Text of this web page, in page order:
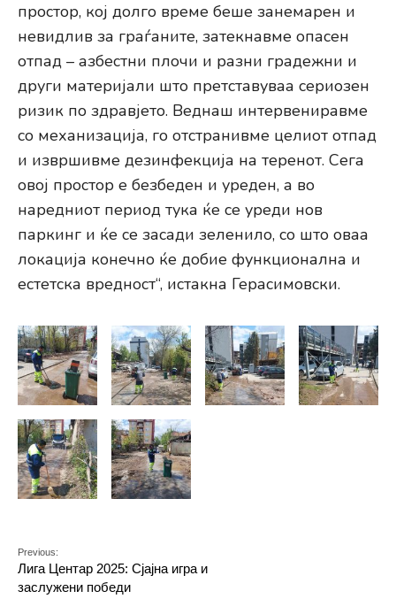
простор, кој долго време беше занемарен и
невидлив за граѓаните, затекнавме опасен
отпад – азбестни плочи и разни градежни и
други материјали што претставуваа сериозен
ризик по здравјето. Веднаш интервениравме
со механизација, го отстранивме целиот отпад
и извршивме дезинфекција на теренот. Сега
овој простор е безбеден и уреден, а во
наредниот период тука ќе се уреди нов
паркинг и ќе се засади зеленило, со што оваа
локација конечно ќе добие функционална и
естетска вредност“, истакна Герасимовски.
Previous:
Лига Центар 2025: Сјајна игра и
заслужени победи